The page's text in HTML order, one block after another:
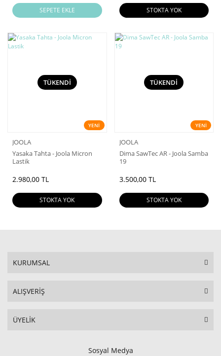
SEPETE EKLE STOKTA YOK
YENİ
TÜKENDİ
JOOLA
Yasaka Tahta - Joola Micron
Lastik
2.980,00 TL
STOKTA YOK
YENİ
TÜKENDİ
JOOLA
Dima SawTec AR - Joola Samba
19
3.500,00 TL
STOKTA YOK
KURUMSAL
ALIŞVERİŞ
ÜYELİK
Sosyal Medya